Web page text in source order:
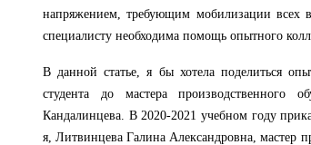
напряжением, требующим мобилизации всех
специалисту необходима помощь опытного
В данной статье, я бы хотела поделиться
студента до мастера
Кандалинцева. В 2020-2021 учебном году
я, Литвинцева Галина Александровна, мастер